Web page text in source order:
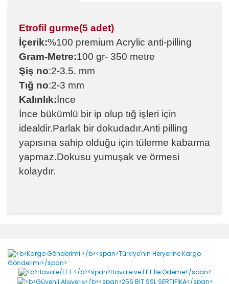
Etrofil gurme(5 adet)
İçerik:%100 premium Acrylic anti-pilling
Gram-Metre:100 gr- 350 metre
Şiş no:2-3.5. mm
Tığ no:2-3 mm
Kalınlık:İnce
İnce bükümlü bir ip olup tığ işleri için
idealdir.Parlak bir dokudadır.Anti pilling
yapısına sahip olduğu için tülerme kabarma
yapmaz.Dokusu yumuşak ve örmesi
kolaydır.
Yorum Yaz
Ürün resmi kalitesiz, bozuk veya görüntülenemiyor.